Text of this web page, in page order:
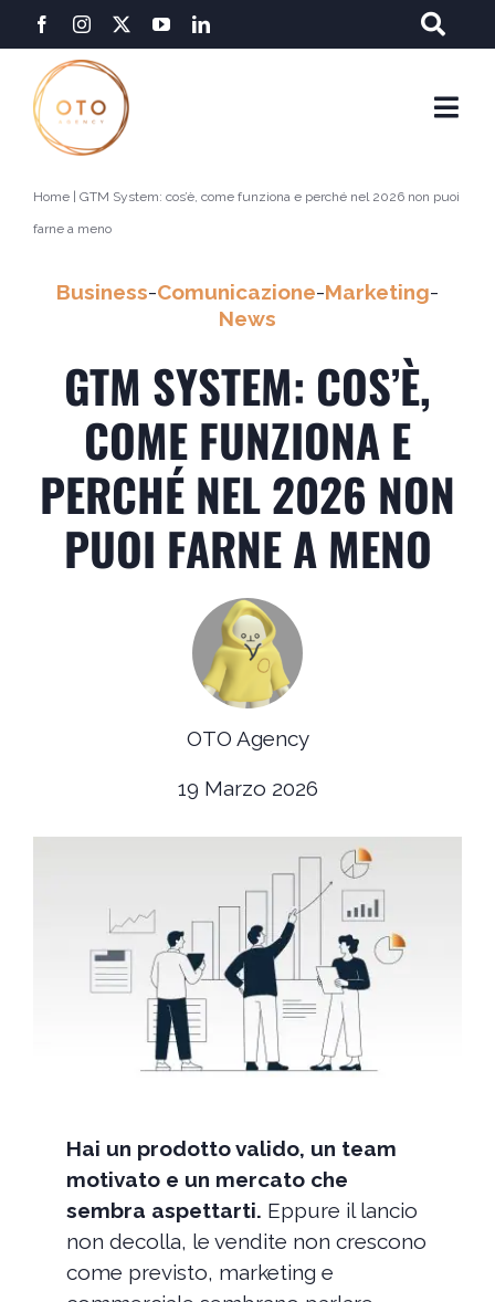
Salta
al
contenuto
Home| GTM System: cos’è, come funziona e perché nel 2026 non puoi
farne a meno
Business-Comunicazione-Marketing-
News
GTM SYSTEM: COS’È,
COME FUNZIONA E
PERCHÉ NEL 2026 NON
PUOI FARNE A MENO
OTO Agency
19 Marzo 2026
Hai un prodotto valido, un team
motivato e un mercato che
sembra aspettarti. Eppure il lancio
non decolla, le vendite non crescono
come previsto, marketing e